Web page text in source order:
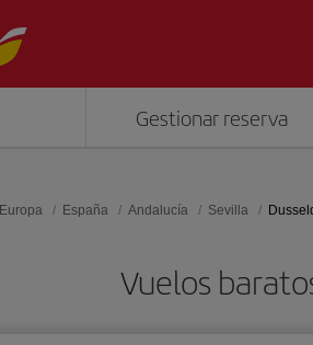
Gestionar reserva
Europa España Andalucía Sevilla
Vuelos